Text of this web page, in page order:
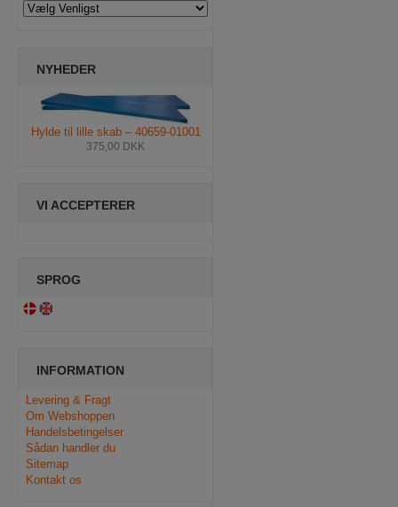
NYHEDER
Hylde til lille skab – 40659-01001
375,00 DKK
VI ACCEPTERER
SPROG
INFORMATION
Levering & Fragt
Om Webshoppen
Handelsbetingelser
Sådan handler du
Sitemap
Kontakt os